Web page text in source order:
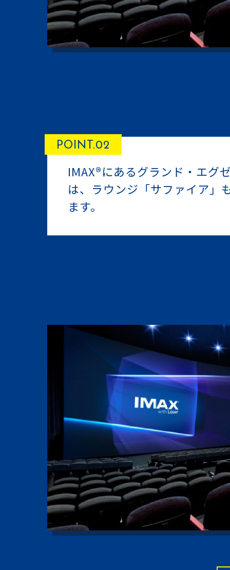
POINT.02
IMAX®にあるグランド・エグ
は、ラウンジ「サファイア」
ます。